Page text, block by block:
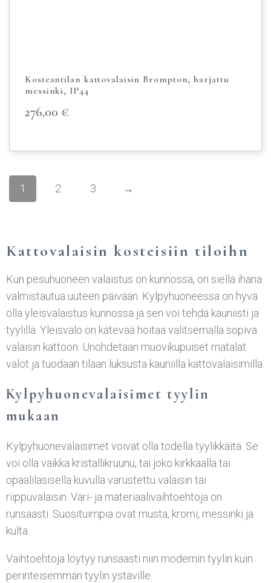
Kosteantilan kattovalaisin Brompton, harjattu
messinki, IP44
276,00 €
1 2 3 →
Kattovalaisin kosteisiin tiloihn
Kun pesuhuoneen valaistus on kunnossa, on siellä ihana
valmistautua uuteen päivään. Kylpyhuoneessa on hyvä
olla yleisvalaistus kunnossa ja sen voi tehdä kauniisti ja
tyylillä. Yleisvalo on kätevää hoitaa valitsemalla sopiva
valaisin kattoon. Unohdetaan muovikupuiset matalat
valot ja tuodaan tilaan luksusta kauniilla kattovalaisimilla.
Kylpyhuonevalaisimet tyylin
mukaan
Kylpyhuonevalaisimet voivat olla todella tyylikkäitä. Se
voi olla vaikka kristallikruunu, tai joko kirkkaalla tai
opaalilasisella kuvulla varustettu valaisin tai
riippuvalaisin. Väri- ja materiaalivaihtoehtoja on
runsaasti. Suosituimpia ovat musta, kromi, messinki ja
kulta.
Vaihtoehtoja löytyy runsaasti niin modernin tyylin kuin
perinteisemmän tyylin ystäville.